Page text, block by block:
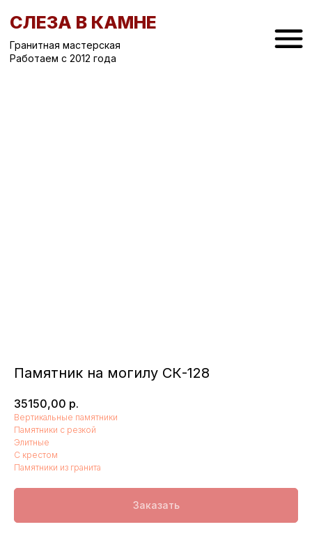
СЛЕЗА В КАМНЕ
Работаем с 2012 года
Вернуться назад / Вертикальные памятники на могилу /
Памятник на могилу СК-128
Памятник на могилу СК-128
35150,00 р.
Вертикальные памятники
Памятники с резкой
Элитные
С крестом
Памятники из гранита
Заказать